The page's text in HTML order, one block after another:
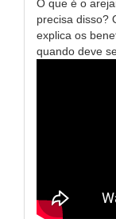
O que é o
precisa disso?
explica os
quando deve